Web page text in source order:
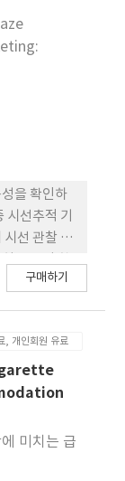
기를 비교
Pearson
은 p<0.05
교정 후 근
의하게 감소
동공크기는
모
관성이 없
택트렌즈로
굴절교정 전
도 근시안
론: 암소시,
동공크기는
요한 기초
을 확인하
시선추적 기
시선 관찰 및
중심으로
전체 유효
분하여 분
크기가 유
상관도를
무른 구간과
전히 일치
구매하기
, 개인회원 유료
미치는 급